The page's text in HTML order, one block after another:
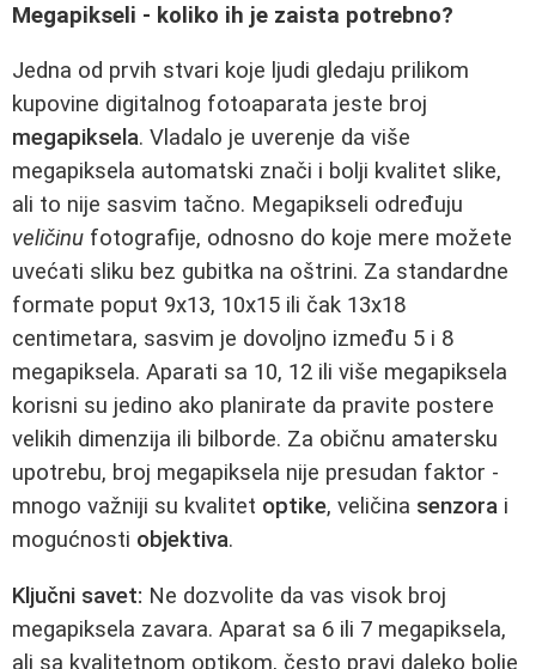
Megapikseli - koliko ih je zaista potrebno?
Jedna od prvih stvari koje ljudi gledaju prilikom
kupovine digitalnog fotoaparata jeste broj
megapiksela. Vladalo je uverenje da više
megapiksela automatski znači i bolji kvalitet slike,
ali to nije sasvim tačno. Megapikseli određuju
veličinu fotografije, odnosno do koje mere možete
uvećati sliku bez gubitka na oštrini. Za standardne
formate poput 9x13, 10x15 ili čak 13x18
centimetara, sasvim je dovoljno između 5 i 8
megapiksela. Aparati sa 10, 12 ili više megapiksela
korisni su jedino ako planirate da pravite postere
velikih dimenzija ili bilborde. Za običnu amatersku
upotrebu, broj megapiksela nije presudan faktor -
mnogo važniji su kvalitet optike, veličina senzora i
mogućnosti objektiva.
Ključni savet: Ne dozvolite da vas visok broj
megapiksela zavara. Aparat sa 6 ili 7 megapiksela,
ali sa kvalitetnom optikom, često pravi daleko bolje